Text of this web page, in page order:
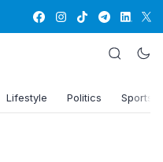
Lifestyle Politics Sports